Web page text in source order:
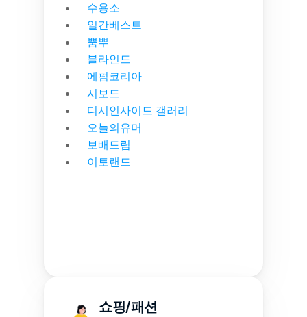
수용소
일간베스트
뿜뿌
블라인드
에펌코리아
시보드
디시인사이드 갤러리
오늘의유머
보배드림
이토랜드
쇼핑/패션